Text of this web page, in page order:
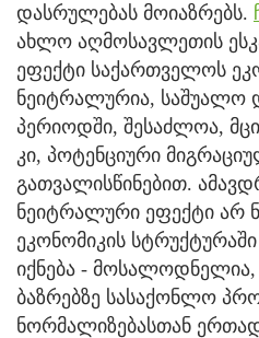
დასრულებას მოიაზრებს.
ახლო აღმოსავლეთის
ეფექტი საქართველოს
ნეიტრალურია, საშუალო
პერიოდში, შესაძლოა,
კი, პოტენციური
გათვალისწინებით.
ნეიტრალური ეფექტი არ
ეკონომიკის
იქნება -
ბაზრებზე სასაქონლო
ნორმალიზებასთან